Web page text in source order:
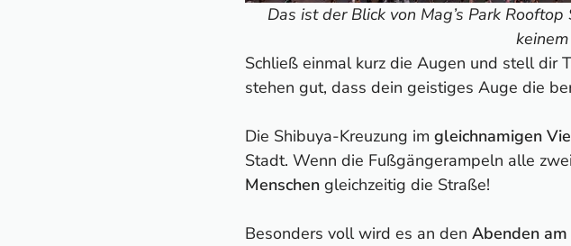
Das ist der Blick von Mag’s Park
Schließ einmal kurz die Augen und stell dir
stehen gut, dass dein geistiges Auge die
Die Shibuya-Kreuzung im gleichnamigen
Stadt. Wenn die Fußgängerampeln alle
Menschen gleichzeitig die Straße!
Besonders voll wird es an den Abenden